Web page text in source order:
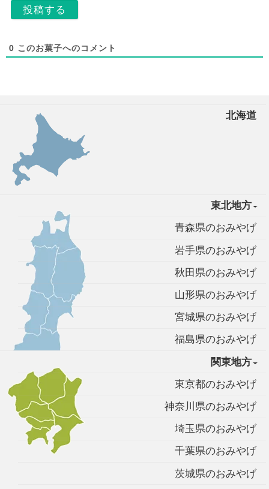
北海道
東北地方
青森県のおみやげ
岩手県のおみやげ
秋田県のおみやげ
山形県のおみやげ
宮城県のおみやげ
福島県のおみやげ
関東地方
東京都のおみやげ
神奈川県のおみやげ
埼玉県のおみやげ
千葉県のおみやげ
茨城県のおみやげ
0 このお菓子へのコメント